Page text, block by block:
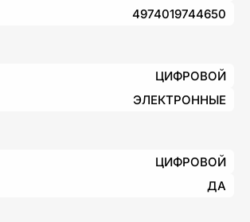
4974019744650
ЦИФРОВОЙ
ЭЛЕКТРОННЫЕ
ЦИФРОВОЙ
ДА